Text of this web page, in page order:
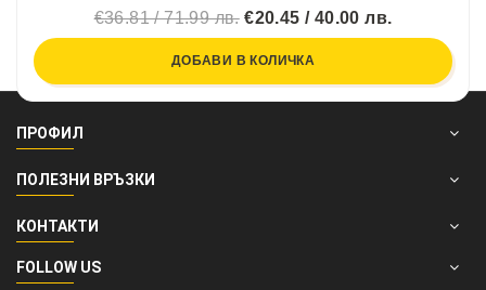
€36.81 / 71.99 лв.€20.45 / 40.00 лв.
ДОБАВИ В КОЛИЧКА
ПРОФИЛ
ПОЛЕЗНИ ВРЪЗКИ
КОНТАКТИ
FOLLOW US